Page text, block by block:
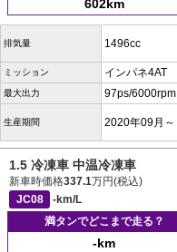
602km
排気量 1496cc
ミッション インパネ4AT
最大出力 97ps/6000rpm
生産期間 2020年09月～
1.5 冷凍車 中温冷凍車
新車時価格337.1万円(税込)
JC08
-km/L
満タンでどこまで走る？
-km